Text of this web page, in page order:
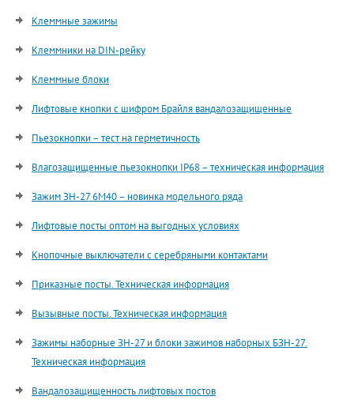
Клеммные зажимы
Клеммники на DIN-рейку
Клеммные блоки
Лифтовые кнопки с шифром Брайля вандалозащищенные
Пьезокнопки – тест на герметичность
Влагозащищенные пьезокнопки IP68 – техническая информация
Зажим ЗН-27 6М40 – новинка модельного ряда
Лифтовые посты оптом на выгодных условиях
Кнопочные выключатели с серебряными контактами
Приказные посты. Техническая информация
Вызывные посты. Техническая информация
Зажимы наборные ЗН-27 и блоки зажимов наборных БЗН-27.
Техническая информация
Вандалозащищенность лифтовых постов